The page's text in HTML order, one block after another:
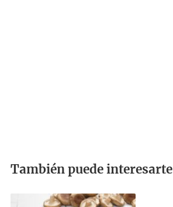
También puede interesarte